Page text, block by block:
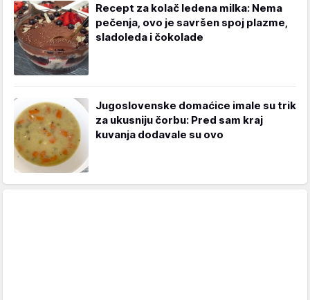
Recept za kolač ledena milka: Nema
pečenja, ovo je savršen spoj plazme,
sladoleda i čokolade
Jugoslovenske domaćice imale su trik
za ukusniju čorbu: Pred sam kraj
kuvanja dodavale su ovo